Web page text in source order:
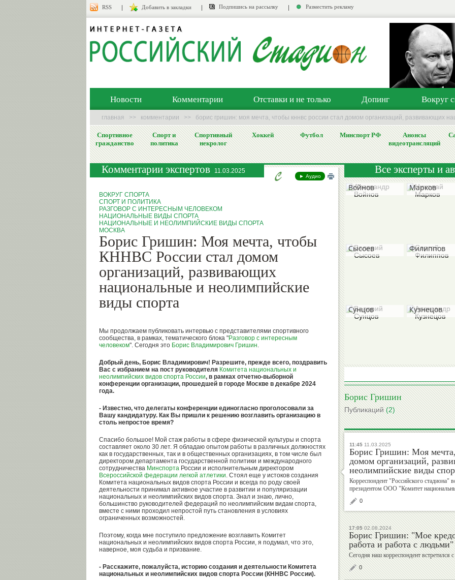
RSS Добавить в закладки Подпишись на рассылку Разместить рекламу
Новости Комментарии Отставки и не только Допинг Вокруг
главная >> комментарии >> борис гришин: моя мечта, чтобы кннвс россии стал домом организаций, развивающих
Спортивное
гражданство
Спорт и
политика
Спортивный
некролог
Хоккей Футбол Минспорт РФ
Анонсы
видеотрансляций
Комментарии экспертов 11.03.2025
► Аудио
ВОКРУГ СПОРТА
СПОРТ И ПОЛИТИКА
РАЗГОВОР С ИНТЕРЕСНЫМ ЧЕЛОВЕКОМ
НАЦИОНАЛЬНЫЕ ВИДЫ СПОРТА
НАЦИОНАЛЬНЫЕ И НЕОЛИМПИЙСКИЕ ВИДЫ СПОРТА
МОСКВА
Борис Гришин: Моя мечта, чтобы
КННВС России стал домом
организаций, развивающих
национальные и неолимпийские
виды спорта
Мы продолжаем публиковать интервью с представителями спортивного
сообщества, в рамках, тематического блока "Разговор с интересным
человеком". Сегодня это Борис Владимирович Гришин.
Добрый день, Борис Владимирович! Разрешите, прежде всего, поздравить
Вас с избранием на пост руководителя Комитета национальных и
неолимпийских видов спорта России, в рамках отчетно-выборной
конференции организации, прошедшей в городе Москве в декабре 2024
года.
- Известно, что делегаты конференции единогласно проголосовали за
Вашу кандидатуру. Как Вы пришли к решению возглавить организацию в
столь непростое время?
Спасибо большое! Мой стаж работы в сфере физической культуры и спорта
составляет около 30 лет. Я обладаю опытом работы в различных должностях
как в государственных, так и в общественных организациях, в том числе был
директором департамента государственной политики и международного
сотрудничества Минспорта России и исполнительным директором
Всероссийской федерации легкой атлетики. Стоял еще у истоков создания
Комитета национальных видов спорта России и всегда по роду своей
деятельности принимал активное участие в развитии и популяризации
национальных и неолимпийских видов спорта. Знал и знаю, лично,
большинство руководителей федераций по неолимпийским видам спорта,
вместе с ними проходил непростой путь становления в условиях
ограниченных возможностей.
Поэтому, когда мне поступило предложение возглавить Комитет
национальных и неолимпийских видов спорта России, я подумал, что это,
наверное, моя судьба и призвание.
- Расскажите, пожалуйста, историю создания и деятельности Комитета
национальных и неолимпийских видов спорта России (КННВС России).
Все эксперты и
Александр
Войнов
Николай
Марков
Сысоев
Филиппов
Сунцов
Кузнецов
Степанов
Гришин
Вячеслав
Колосков
Виктор
Коноплев
Валерий
Штейнбах
Михаил
Шлаен
Рудольф
Незвецкий
Алексей
Власенко
Борис Гришин
Публикаций(2)
11:45 11.03.2025
Борис Гришин: Моя
домом организаций,
неолимпийские виды
Корреспондент "Российского
президентом ООО "Комитет
0
17:0502.08.2024
Борис Гришин: "Мое
работа и работа с людьми"
Сегодня наш корреспондент
0